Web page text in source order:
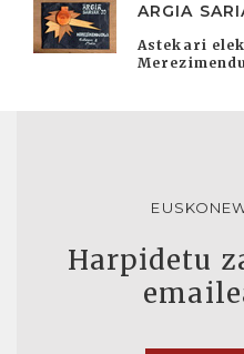
ARGIA
Astekari
Harpidetu